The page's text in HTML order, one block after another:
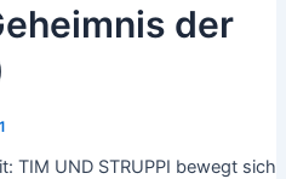
der
TIM UND STRUPPI bewegt sich